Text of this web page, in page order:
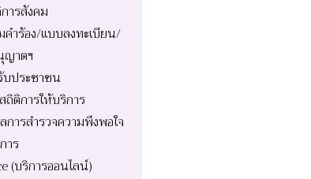
ารสังคม
ำร้อง/แบบลงทะเบียน/
าตฯ
ประชาชน
ถิติการให้บริการ
การสำรวจความพึงพอใจ
าร
(บริการออนไลน์)